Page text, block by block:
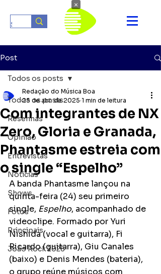
Post
Todos os posts
Resenhas
Opinião
Entrevistas
Notícias
Shows
Fotos
Principais
João Rock 2025
Todos os posts
Com integrantes de NX
Zero, Gloria e Granada,
Phantasme estreia com
o single “Espelho”
Redação do Música Boa
25 de abr. de 2025 1 min de leitura
A banda Phantasme lançou na
quinta-feira (24) seu primeiro
single, Espelho, acompanhado de
videoclipe. Formado por Yuri
Nishida (vocal e guitarra), Fi
Ricardo (guitarra), Giu Canales
(baixo) e Denis Mendes (bateria),
o grupo reúne músicos com
×